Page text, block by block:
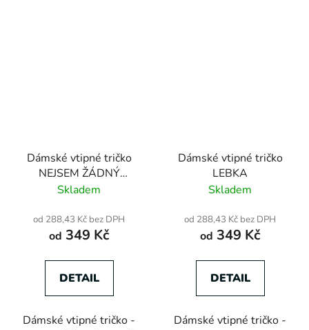
Dámské vtipné tričko
NEJSEM ŽÁDNÝ
ANDĚL JÁ JEN TAK
Skladem
od 288,43 Kč bez DPH
od 349 Kč
DETAIL
Dámské vtipné tričko -
Dámské vtipné tričko
LEBKA
Skladem
od 288,43 Kč bez DPH
od 349 Kč
DETAIL
Dámské vtipné tričko -